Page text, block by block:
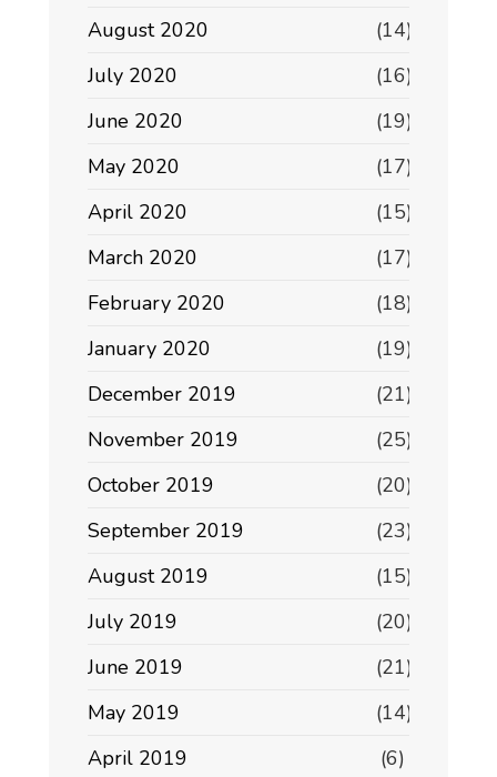
August 2020
(14)
July 2020
(16)
June 2020
(19)
May 2020
(17)
April 2020
(15)
March 2020
(17)
February 2020
(18)
January 2020
(19)
December 2019
(21)
November 2019
(25)
October 2019
(20)
September 2019
(23)
August 2019
(15)
July 2019
(20)
June 2019
(21)
May 2019
(14)
April 2019
(6)